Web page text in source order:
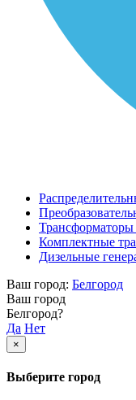
Трансформаторы
Комплектные
Дизельные
Ваш город: Белгород
Ваш город
Белгород?
Да Нет
×
Выберите город